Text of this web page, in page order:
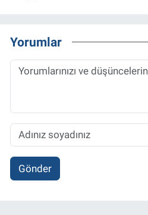
Yorumlar
Gönder